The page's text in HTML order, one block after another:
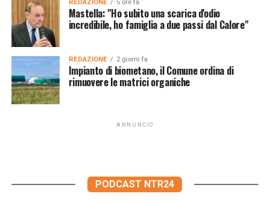
REDAZIONE 5 ore fa
Mastella: "Ho subito una scarica d'odio
incredibile, ho famiglia a due passi dal Calore"
REDAZIONE 2 giorni fa
Impianto di biometano, il Comune ordina di
rimuovere le matrici organiche
ANNUNCIO
PODCAST NTR24